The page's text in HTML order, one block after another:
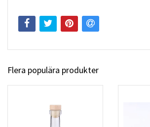
Flera populära produkter